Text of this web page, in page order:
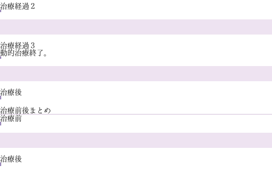
治療経過２
治療経過３
動的治療終了。
治療後
治療前後まとめ
治療前
治療後